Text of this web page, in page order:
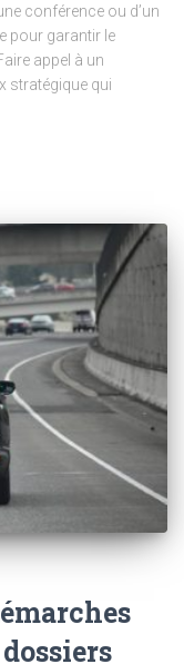
conférence ou d’un
pour garantir le
appel à un
stratégique qui